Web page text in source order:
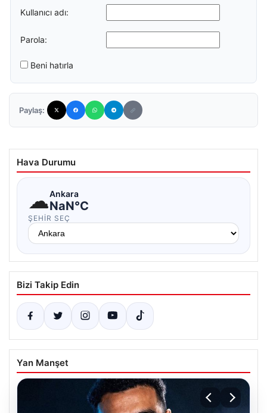
Kullanıcı adı:
Parola:
Beni hatırla
Paylaş:
Hava Durumu
☁Ankara
NaN°C
ŞEHIR SEÇ
Bizi Takip Edin
Yan Manşet